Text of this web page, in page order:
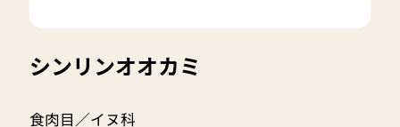
シンリンオオカミ
食肉目／イヌ科